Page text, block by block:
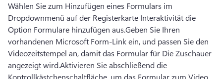
Wählen Sie zum Hinzufügen eines Formulars im
Dropdownmenü auf der Registerkarte Interaktivität die
Option Formulare hinzufügen aus.Geben Sie Ihren
vorhandenen Microsoft Form-Link ein, und passen Sie den
Videozeitstempel an, damit das Formular für Die Zuschauer
angezeigt wird.Aktivieren Sie abschließend die
Kontrollkästchenschaltfläche, um das Formular zum Video